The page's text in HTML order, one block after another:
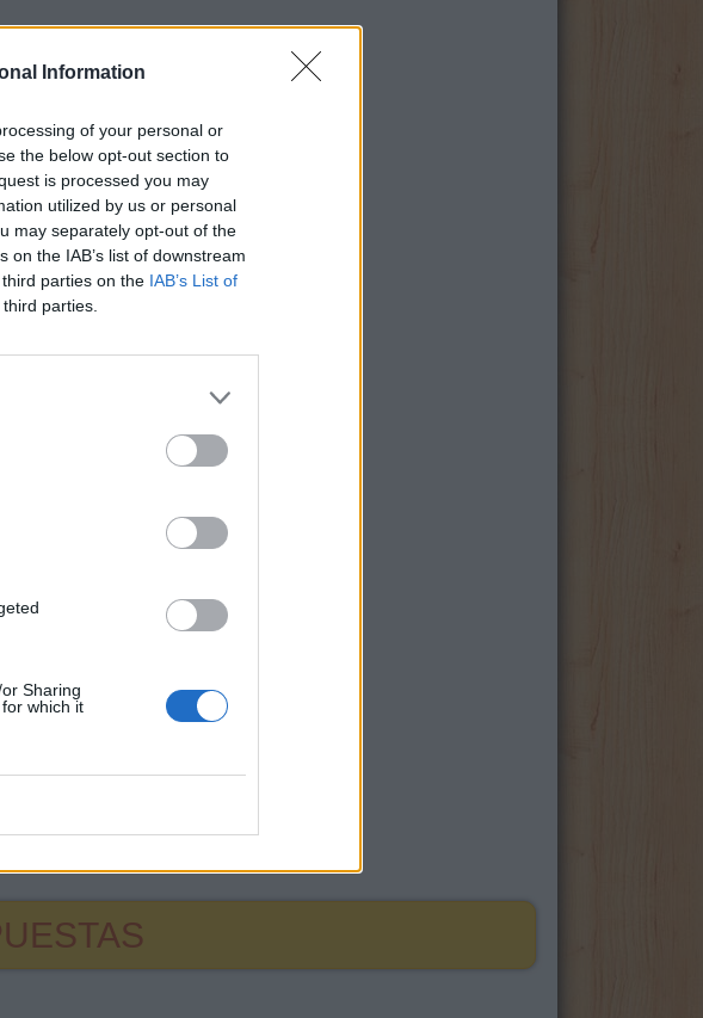
Information
of your personal or
the below opt-out section to
is processed you may
utilized by us or personal
may separately opt-out of the
the IAB’s list of downstream
parties on the IAB’s List of
parties.
Sharing
which it